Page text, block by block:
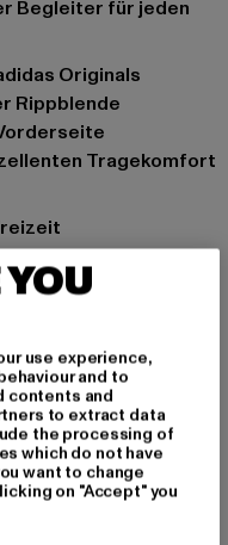
Begleiter für jeden
Originals
Rippblende
Tragekomfort
30%
use experience,
and to
contents and
to extract data
the processing of
which do not have
want to change
on "Accept" you